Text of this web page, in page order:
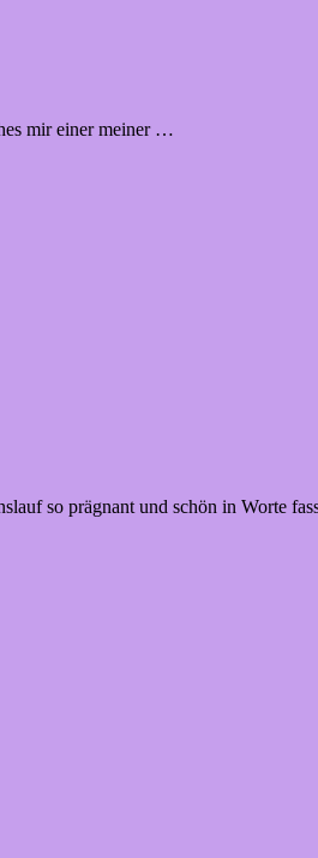
mir einer meiner …
so prägnant und schön in Worte